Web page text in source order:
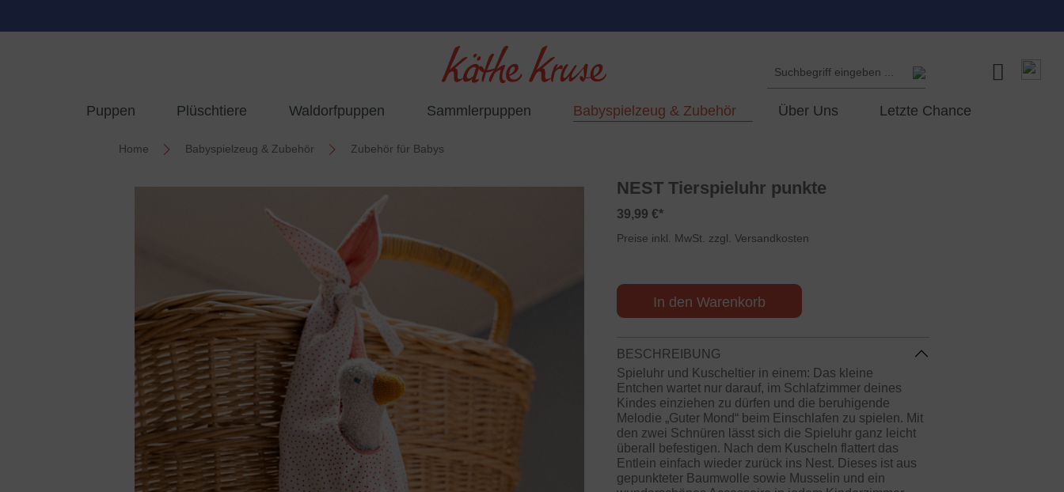
Puppen Plüschtiere Waldorfpuppen Sammlerpuppen Babyspielzeug & Zubehör Über Uns Letzte Chance
Home Babyspielzeug & Zubehör Zubehör für Babys
NEST Tierspieluhr punkte
39,99 €*
Preise inkl. MwSt. zzgl. Versandkosten
In den Warenkorb
BESCHREIBUNG
Spieluhr und Kuscheltier in einem: Das kleine
Entchen wartet nur darauf, im Schlafzimmer deines
Kindes einziehen zu dürfen und die beruhigende
Melodie „Guter Mond“ beim Einschlafen zu spielen. Mit
den zwei Schnüren lässt sich die Spieluhr ganz leicht
überall befestigen. Nach dem Kuscheln flattert das
Entlein einfach wieder zurück ins Nest. Dieses ist aus
gepunkteter Baumwolle sowie Musselin und ein